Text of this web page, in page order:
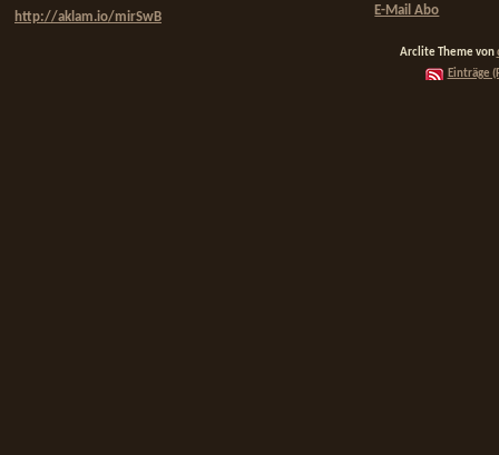
http://aklam.io/mirSwB
E-Mail Abo
Arclite Theme von
Einträge